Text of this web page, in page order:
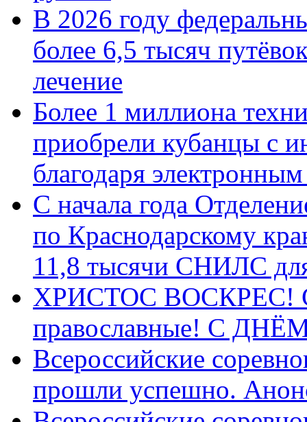
В 2026 году
более 6,5 тысяч
лечение
Более 1 миллиона
приобрели кубанцы с
благодаря
С начала года
по Краснодарскому
11,8 тысячи СНИЛС
ХРИСТОС ВОСКРЕС! С
православные! C
Всероссийские
прошли успешно.